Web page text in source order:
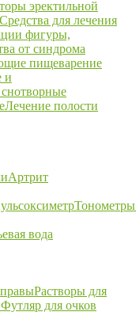
эректильной
Средства для лечения
фигуры,
от синдрома
пищеварение
и
Лечение полости
Артрит
Тонометры
вода
Растворы для
Футляр для очков